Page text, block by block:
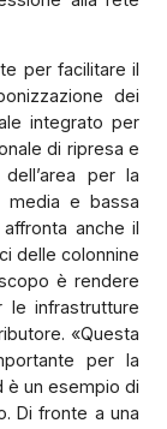
per facilitare il
dei
integrato per
di ripresa e
per la
media e bassa
anche il
delle colonnine
è rendere
le infrastrutture
«Questa
per la
è un esempio di
Di fronte a una